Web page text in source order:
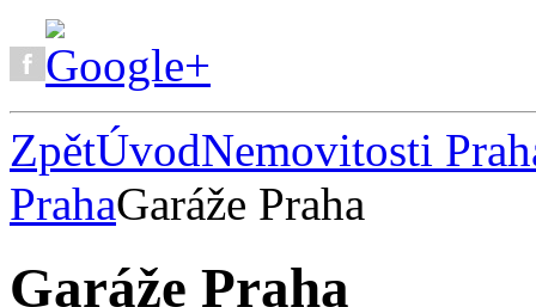
ZpětÚvodNemovitosti
PrahaGaráže Praha
Garáže Praha